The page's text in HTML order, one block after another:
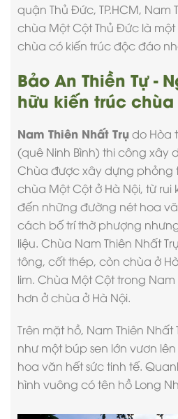
quận Thủ Đức, TP.HCM, Nam
chùa Một Cột Thủ Đức là
chùa có kiến trúc độc đáo
Bảo An Thiền Tự -
hữu kiến trúc
Nam Thiên Nhất Trụdo Hòa
(quê Ninh Bình) thi công xây
Chùa được xây dựng phỏng
chùa Một Cột ở Hà Nội, từ rui
đến những đường nét hoa
cách bố trí thờ phượng
liệu. Chùa Nam Thiên Nhất
tông, cốt thép, còn chùa ở
lim. Chùa Một Cột trong
hơn ở chùa ở Hà Nội.
Trên mặt hồ, Nam Thiên
như một búp sen lớn vươn
hoa văn hết sức tinh tế.
hình vuông có tên hồ Long